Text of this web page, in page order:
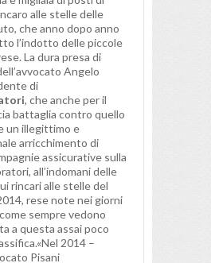
alle stelle delle
che anno dopo anno
l’indotto delle piccole
La dura presa di
Angelo
di
, che anche per il
battaglia contro quello
un illegittimo e
arricchimento di
assicurative sulla
all’indomani delle
rincari alle stelle del
rese note nei giorni
sempre vedono
a questa assai poco
2014 –
Pisani